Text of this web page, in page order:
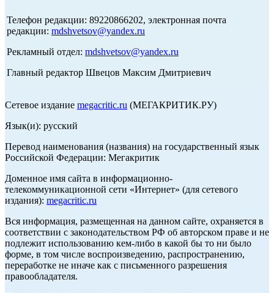
Телефон редакции: 89220866202, электронная почта
редакции: mdshvetsov@yandex.ru
Рекламный отдел: mdshvetsov@yandex.ru
Главный редактор Швецов Максим Дмитриевич
Сетевое издание megacritic.ru (МЕГАКРИТИК.РУ)
Язык(и): русский
Перевод наименования (названия) на государственный язык
Российской Федерации: Мегакритик
Доменное имя сайта в информационно-
телекоммуникационной сети «Интернет» (для сетевого
издания): megacritic.ru
Вся информация, размещенная на данном сайте, охраняется в
соответствии с законодательством РФ об авторском праве и не
подлежит использованию кем-либо в какой бы то ни было
форме, в том числе воспроизведению, распространению,
переработке не иначе как с письменного разрешения
правообладателя.